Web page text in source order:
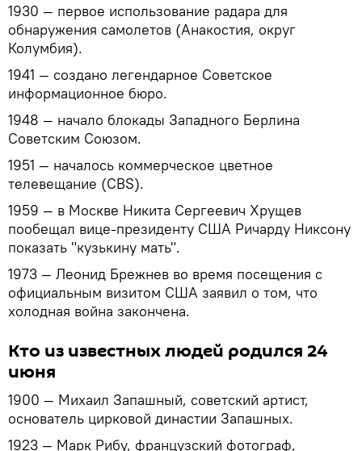
1930 — первое использование радара для
обнаружения самолетов (Анакостия, округ
Колумбия).
1941 — создано легендарное Советское
информационное бюро.
1948 — начало блокады Западного Берлина
Советским Союзом.
1951 — началось коммерческое цветное
телевещание (CBS).
1959 — в Москве Никита Сергеевич Хрущев
пообещал вице-президенту США Ричарду Никсону
показать "кузькину мать".
1973 — Леонид Брежнев во время посещения с
официальным визитом США заявил о том, что
холодная война закончена.
Кто из известных людей родился 24
июня
1900 — Михаил Запашный, советский артист,
основатель цирковой династии Запашных.
1923 — Марк Рибу, французский фотограф,